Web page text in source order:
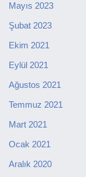
Mayıs 2023
Şubat 2023
Ekim 2021
Eylül 2021
Ağustos 2021
Temmuz 2021
Mart 2021
Ocak 2021
Aralık 2020